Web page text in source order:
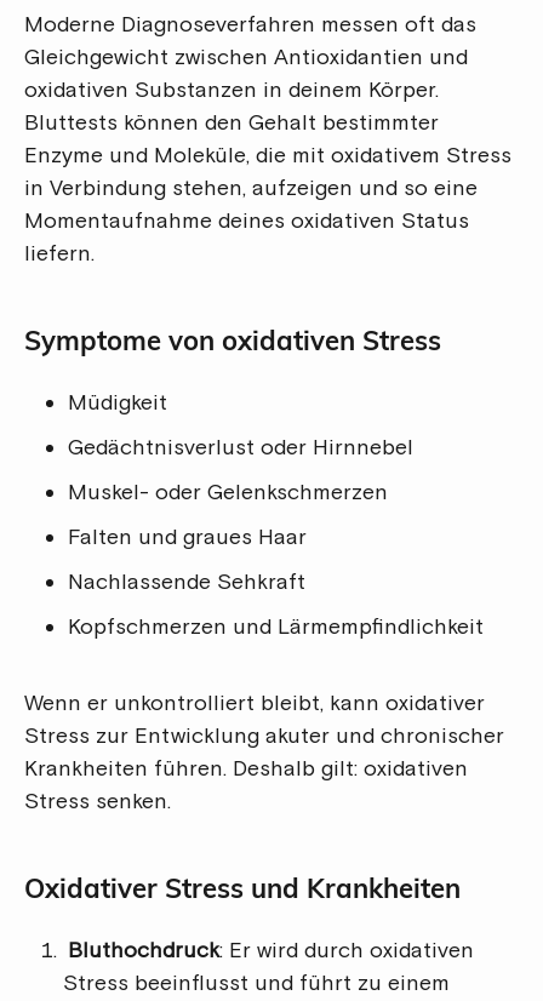
Moderne Diagnoseverfahren messen oft das
Gleichgewicht zwischen Antioxidantien und
oxidativen Substanzen in deinem Körper.
Bluttests können den Gehalt bestimmter
Enzyme und Moleküle, die mit oxidativem Stress
in Verbindung stehen, aufzeigen und so eine
Momentaufnahme deines oxidativen Status
liefern.
Symptome von oxidativen Stress
Müdigkeit
Gedächtnisverlust oder Hirnnebel
Muskel- oder Gelenkschmerzen
Falten und graues Haar
Nachlassende Sehkraft
Kopfschmerzen und Lärmempfindlichkeit
Wenn er unkontrolliert bleibt, kann oxidativer
Stress zur Entwicklung akuter und chronischer
Krankheiten führen. Deshalb gilt: oxidativen
Stress senken.
Oxidativer Stress und Krankheiten
Bluthochdruck: Er wird durch oxidativen
Stress beeinflusst und führt zu einem